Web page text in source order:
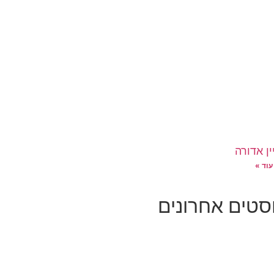
אדורה
»
אחרונים